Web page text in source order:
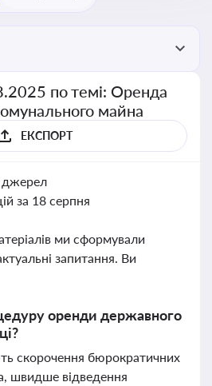
по темі: Оренда
майна
ЕКСПОРТ
джерел
за 18 серпня
ми сформували
запитання. Ви
оренди державного
скорочення бюрократичних
швидше відведення